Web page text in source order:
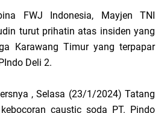
FWJ Indonesia, Mayjen TNI
turut prihatin atas insiden yang
Karawang Timur yang terpapar
Deli 2.
, Selasa (23/1/2024) Tatang
caustic soda PT. Pindo